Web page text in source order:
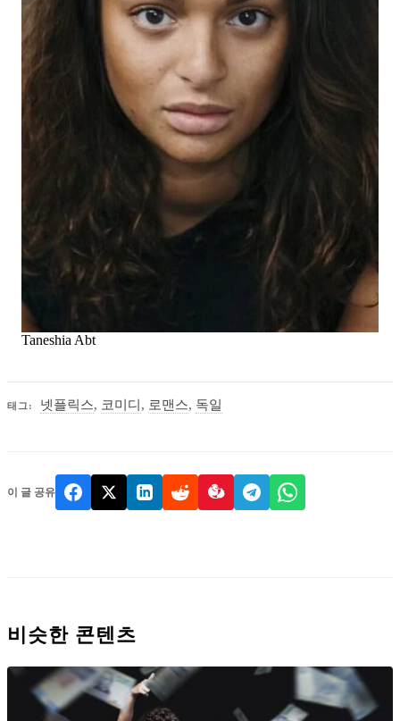
Taneshia Abt
태그: 넷플릭스, 코미디 , 로맨스, 독일
이 글 공유
비슷한 콘텐츠